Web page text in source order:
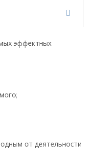
эффектных
от деятельности